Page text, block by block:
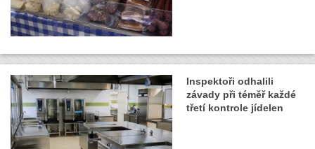
Inspektoři odhalili
závady při téměř každé
třetí kontrole jídelen